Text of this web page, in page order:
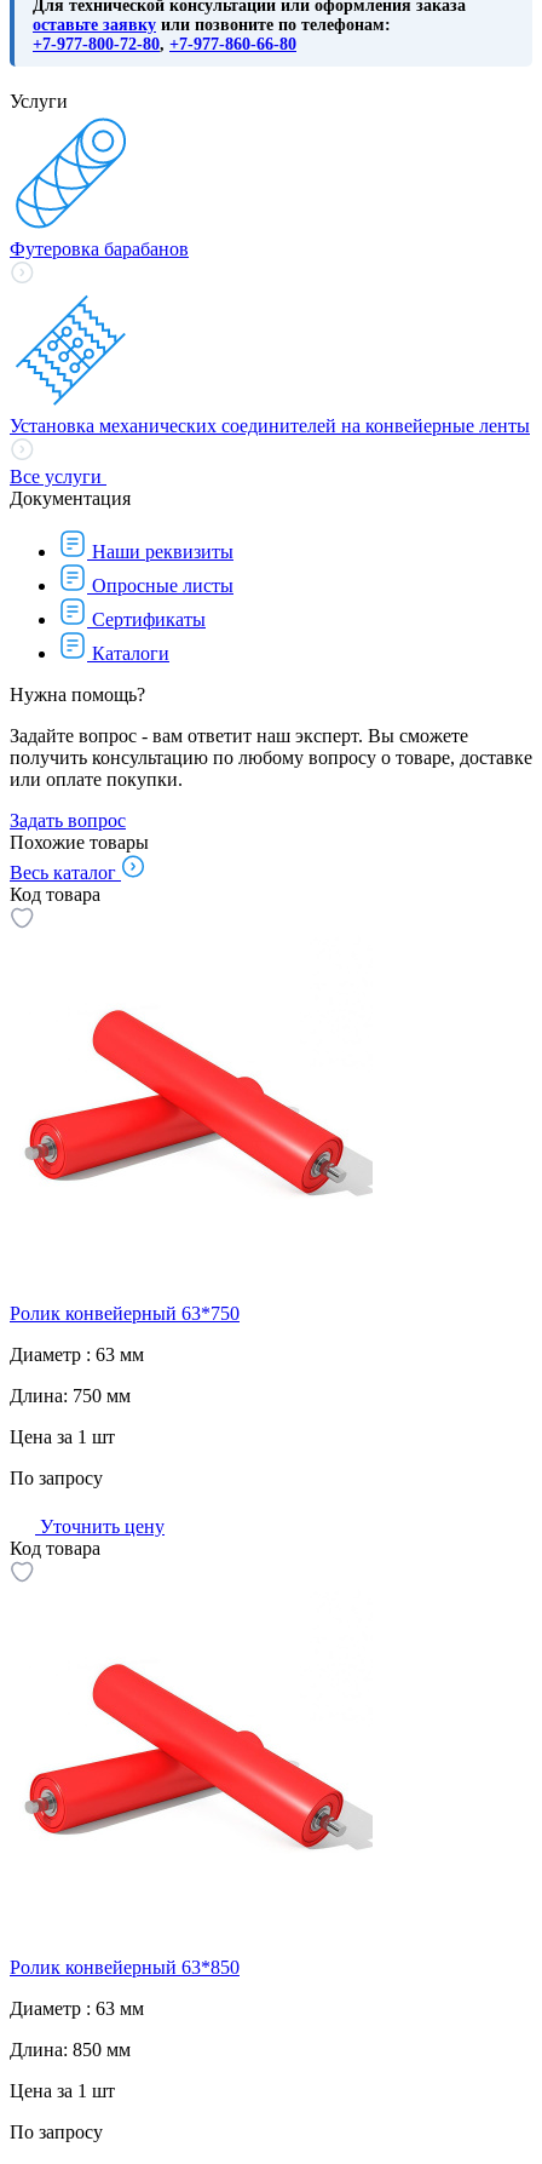
Для технической консультации или оформления заказа
оставьте заявку или позвоните по телефонам:
+7-977-800-72-80, +7-977-860-66-80
Услуги
Футеровка барабанов
Установка механических соединителей на конвейерные ленты
Все услуги
Документация
Наши реквизиты
Опросные листы
Сертификаты
Каталоги
Нужна помощь?
Задайте вопрос - вам ответит наш эксперт. Вы сможете
получить консультацию по любому вопросу о товаре, доставке
или оплате покупки.
Задать вопрос
Похожие товары
Весь каталог
Код товара
Ролик конвейерный 63*750
Диаметр : 63 мм
Длина: 750 мм
Цена за 1 шт
По запросу
Уточнить цену
Код товара
Ролик конвейерный 63*850
Диаметр : 63 мм
Длина: 850 мм
Цена за 1 шт
По запросу